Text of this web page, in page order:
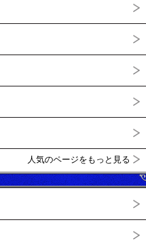
人気のページをもっと見る